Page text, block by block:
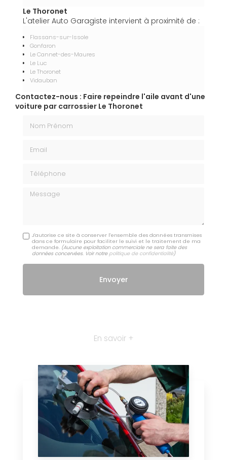
Le Thoronet
L'atelier Auto Garagiste intervient à proximité de :
Flassans-sur-Issole
Gonfaron
Le Cannet-des-Maures
Le Luc
Le Thoronet
Vidauban
Contactez-nous : Faire repeindre l'aile avant d'une
voiture par carrossier Le Thoronet
Message
J'autorise ce site à conserver l'ensemble des données transmises
dans ce formulaire pour faciliter le suivi et le traitement de ma
demande. (Aucune exploitation commerciale ne sera faite des
données concervées. Voir notre politique de confidentialité)
En savoir +